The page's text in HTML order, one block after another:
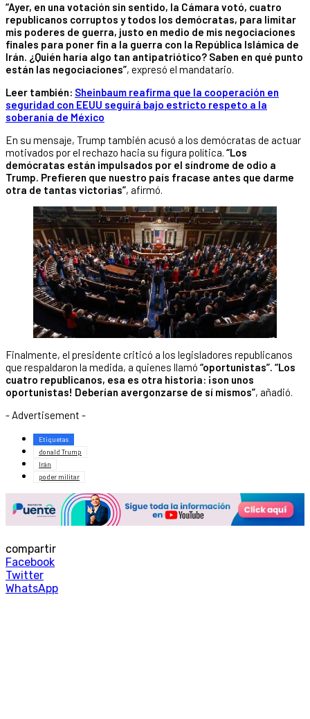
“Ayer, en una votación sin sentido, la Cámara votó, cuatro
republicanos corruptos y todos los demócratas, para limitar
mis poderes de guerra, justo en medio de mis negociaciones
finales para poner fin a la guerra con la República Islámica de
Irán. ¿Quién haría algo tan antipatriótico? Saben en qué punto
están las negociaciones”, expresó el mandatario.
Leer también: Sheinbaum reafirma que la cooperación en
seguridad con EEUU seguirá bajo estricto respeto a la
soberanía de México
En su mensaje, Trump también acusó a los demócratas de actuar
motivados por el rechazo hacia su figura política. “Los
demócratas están impulsados por el síndrome de odio a
Trump. Prefieren que nuestro país fracase antes que darme
otra de tantas victorias”, afirmó.
Finalmente, el presidente criticó a los legisladores republicanos
que respaldaron la medida, a quienes llamó “oportunistas”. “Los
cuatro republicanos, esa es otra historia: ¡son unos
oportunistas! Deberían avergonzarse de sí mismos”, añadió.
- Advertisement -
Etiquetas
donald Trump
Irán
poder militar
compartir
Facebook
Twitter
WhatsApp